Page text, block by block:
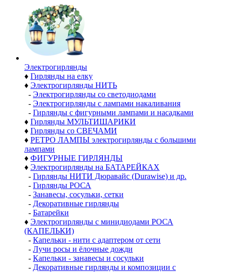
Электро­гирлянды
♦ Гирлянды на елку
♦ Электрогирлянды НИТЬ
- Электрогирлянды со светодиодами
- Электрогирлянды с лампами накаливания
- Гирлянды с фигурными лампами и насадками
♦ Гирлянды МУЛЬТИШАРИКИ
♦ Гирлянды со СВЕЧАМИ
♦ РЕТРО ЛАМПЫ электрогирлянды с большими
лампами
♦ ФИГУРНЫЕ ГИРЛЯНДЫ
♦ Электрогирлянды на БАТАРЕЙКАХ
- Гирлянды НИТИ Дюравайс (Durawise) и др.
- Гирлянды РОСА
- Занавесы, сосульки, сетки
- Декоративные гирлянды
- Батарейки
♦ Электрогирлянды с минидиодами РОСА
(КАПЕЛЬКИ)
- Капельки - нити с адаптером от сети
- Лучи росы и ёлочные дожди
- Капельки - занавесы и сосульки
- Декоративные гирлянды и композиции с